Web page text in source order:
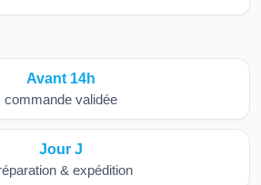
Avant 14h
commande validée
Jour J
& expédition